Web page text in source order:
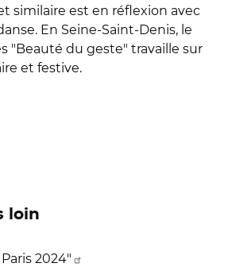
similaire est en réflexion avec
En Seine-Saint-Denis, le
"Beauté du geste" travaille sur
et festive.
loin
2024"